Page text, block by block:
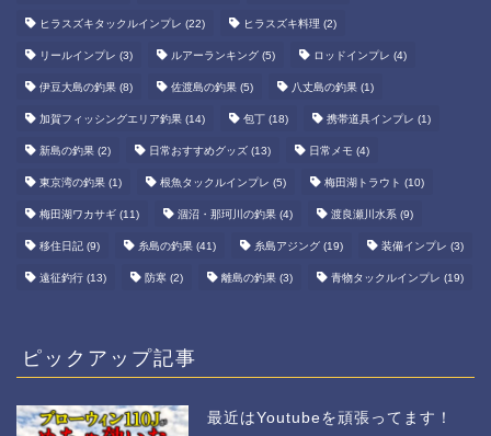
ヒラスズキタックルインプレ (22) ヒラスズキ料理 (2)
リールインプレ (3) ルアーランキング (5) ロッドインプレ (4)
伊豆大島の釣果 (8) 佐渡島の釣果 (5) 八丈島の釣果 (1)
加賀フィッシングエリア釣果 (14) 包丁 (18) 携帯道具インプレ (1)
新島の釣果 (2) 日常おすすめグッズ (13) 日常メモ (4)
東京湾の釣果 (1) 根魚タックルインプレ (5) 梅田湖トラウト (10)
梅田湖ワカサギ (11) 涸沼・那珂川の釣果 (4) 渡良瀬川水系 (9)
移住日記 (9) 糸島の釣果 (41) 糸島アジング (19) 装備インプレ (3)
遠征釣行 (13) 防寒 (2) 離島の釣果 (3) 青物タックルインプレ (19)
ピックアップ記事
最近はYoutubeを頑張ってます！